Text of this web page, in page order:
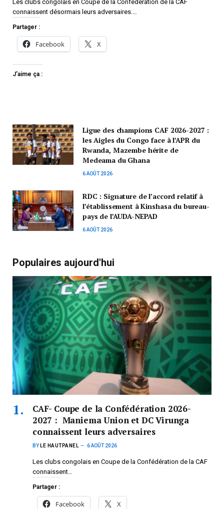
Les clubs congolais en Coupe de la Confédération de la CAF
connaissent désormais leurs adversaires.…
Partager :
Facebook X
J’aime ça :
Ligue des champions CAF 2026-2027 :
les Aigles du Congo face à l’APR du
Rwanda, Mazembe hérite de
Medeama du Ghana
6 AOÛT 2026
RDC : Signature de l’accord relatif à
l’établissement à Kinshasa du bureau-
pays de l’AUDA-NEPAD
6 AOÛT 2026
Populaires aujourd'hui
CAF- Coupe de la Confédération 2026-
2027 : Maniema Union et DC Virunga
connaissent leurs adversaires
BY LE HAUTPANEL 6 AOÛT 2026
Les clubs congolais en Coupe de la Confédération de la CAF
connaissent…
Partager :
Facebook X